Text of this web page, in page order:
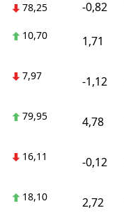
78,25 -0,82
10,70 1,71
7,97 -1,12
79,95 4,78
16,11 -0,12
18,10 2,72